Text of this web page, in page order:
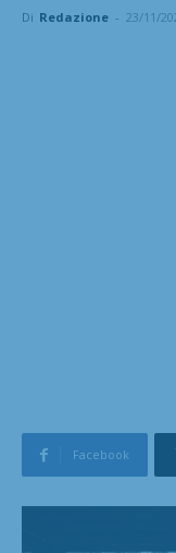
Di Redazione - 23/11/
Facebook